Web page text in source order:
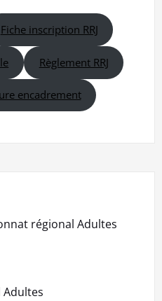
Fiche inscription RRJ
Règlement RRJ
encadrement
régional Adultes
Adultes